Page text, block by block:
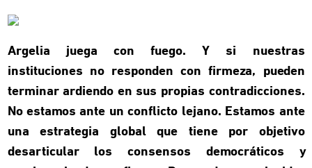
Argelia juega con fuego. Y si nuestras
instituciones no responden con firmeza, pueden
terminar ardiendo en sus propias contradicciones.
No estamos ante un conflicto lejano. Estamos ante
una estrategia global que tiene por objetivo
desarticular los consensos democráticos y